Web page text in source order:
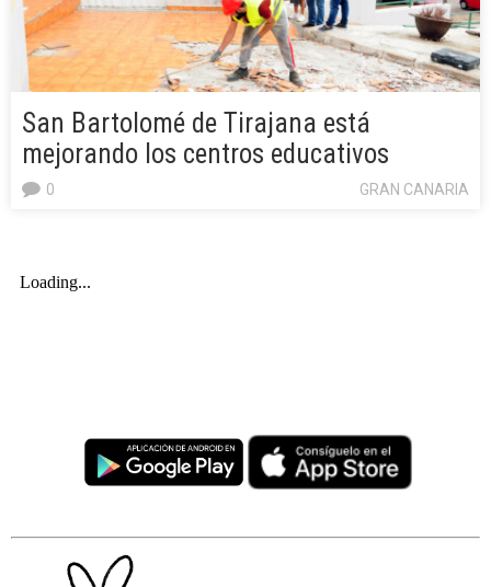
San Bartolomé de Tirajana está
mejorando los centros educativos
GRAN CANARIA
0